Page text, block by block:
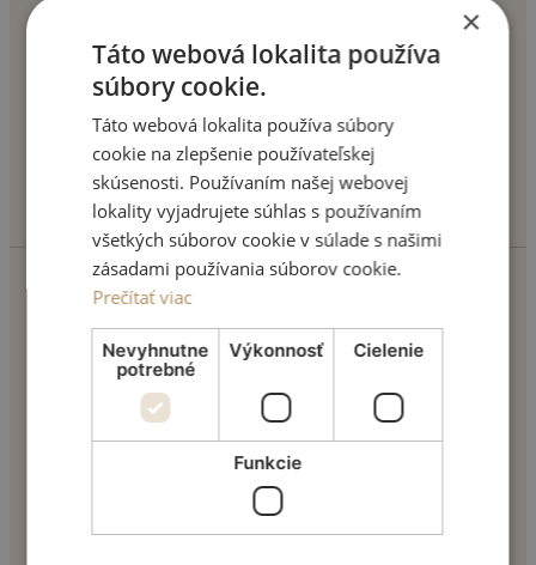
+421 904 355 553
info@motivonclinic.com
TVÁR
Úprava očných viečok
Opravy nosa
Zväčšenie pier
Ostatné tvárové operácie
PRSIA
Zväčšenie pŕs
×
Táto webová lokalita používa
súbory cookie.
Táto webová lokalita používa súbory
cookie na zlepšenie používateľskej
skúsenosti. Používaním našej webovej
lokality vyjadrujete súhlas s používaním
všetkých súborov cookie v súlade s našimi
zásadami používania súborov cookie.
Prečítať viac
Nevyhnutne
potrebné
Výkonnosť Cielenie
Funkcie